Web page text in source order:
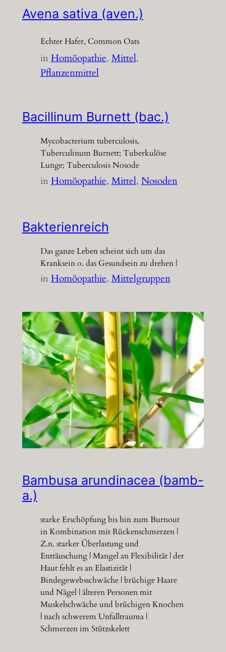
Avena sativa (aven.)
Echter Hafer, Common Oats
inHomöopathie, Mittel
Pflanzenmittel
Bacillinum Burnett (bac.)
Mycobacterium tuberculosis,
Tuberculinum Burnett; Tuberkulöse
Lunge; Tuberculosis Nosode
inHomöopathie, Mittel, Nosoden
Bakterienreich
Das ganze Leben scheint sich um das
Kranksein o. das Gesundsein zu drehen |
inHomöopathie, Mittelgruppen
Bambusa arundinacea (bamb-
a.)
starke Erschöpfung bis hin zum Burnout
in Kombination mit Rückenschmerzen |
Z.n. starker Überlastung und
Enttäuschung | Mangel an Flexibilität | der
Haut fehlt es an Elastizität |
Bindegewebsschwäche | brüchige Haare
und Nägel | älteren Personen mit
Muskelschwäche und brüchigen Knochen
| nach schwerem Unfalltrauma |
Schmerzen im Stützskelett